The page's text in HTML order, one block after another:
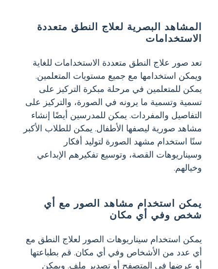
المشاهد البصرية لعلاج النطق متعددة
الاستخدامات
تعد صور علاج النطق متعددة الاستخدامات للغاية
ويمكن استخدامها مع جميع مستويات المتعلمين.
يمكن للمتعلمين في مرحلة مبكرة التركيز على
تسمية وتسمية ما يرونه في الصورة، والتركيز على
التفاصيل والمفردات. يمكن للمدرسين أيضًا إنشاء
مشاهد صورية ليصفها الأطفال. يمكن للطلاب الأكبر
سنًا استخدام مشهد الصورة لتوليد أفكار
وسيناريوهات القصة، وتوسيع تفكيرهم الإبداعي
وخيالهم.
يمكن استخدام مشاهد الصور مع أي
شخص وفي أي مكان
يمكن استخدام سيناريوهات الصور لعلاج النطق مع
أي عدد من الأشخاص وفي أي مكان. قم بطباعتها
أو عرضها في المتصفح أو تصدير ملف. ويمكن